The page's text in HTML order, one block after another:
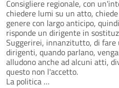
Consigliere regionale, con
chiedere lumi su un atto,
genere con largo anticipo,
risponde un dirigente in
Suggerirei, innanzitutto, di fare
dirigenti, quando parlano,
alludono anche ad alcuni atti,
questo non l'accetto.
La politica …